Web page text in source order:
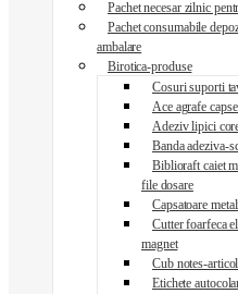
Pachet necesar zilnic
Pachet consumabile
ambalare
Birotica-produse
Cosuri suporti
Ace agrafe
Adeziv lipici
Banda adeziva-
Biblioraft caiet
file dosare
Capsatoare
Cutter foarfeca
magnet
Cub notes-
Etichete